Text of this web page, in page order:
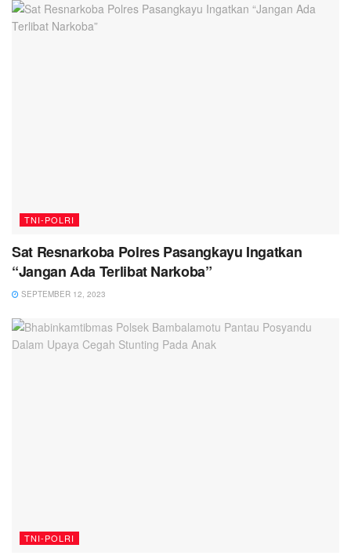
TNI-POLRI
Sat Resnarkoba Polres Pasangkayu Ingatkan
“Jangan Ada Terlibat Narkoba”
SEPTEMBER 12, 2023
TNI-POLRI